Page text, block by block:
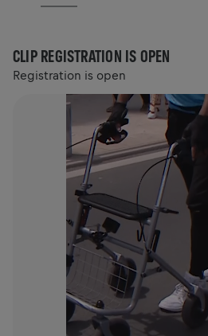
CLIP REGISTRATION IS OPEN
Registration is open